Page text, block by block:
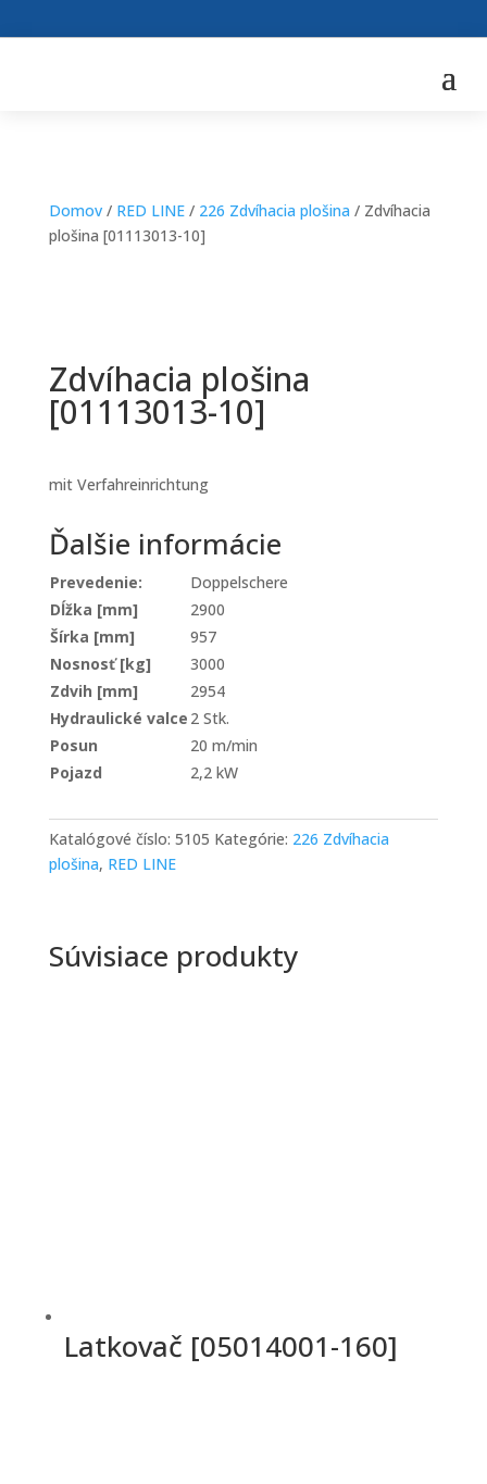
Domov/ RED LINE/ 226 Zdvíhacia plošina / Zdvíhacia
plošina [01113013-10]
Zdvíhacia plošina
[01113013-10]
mit Verfahreinrichtung
Ďalšie informácie
Prevedenie:
Doppelschere
Dĺžka [mm]
2900
Šírka [mm]
957
Nosnosť [kg]
3000
Zdvih [mm]
2954
Hydraulické valce 2 Stk.
Posun
20 m/min
Pojazd
2,2 kW
Katalógové číslo: 5105 Kategórie: 226 Zdvíhacia
plošina, RED LINE
Súvisiace produkty
Latkovač [05014001-160]